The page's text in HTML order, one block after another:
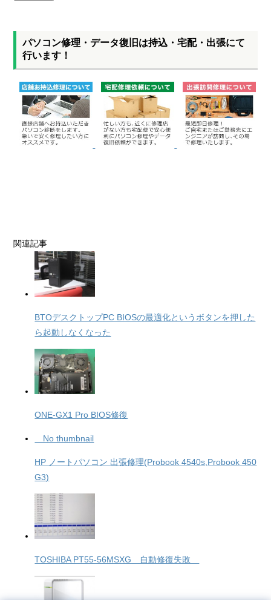
パソコン修理・データ復旧は持込・宅配・出張にて
行います！
関連記事
BTOデスクトップPC BIOSの最適化というボタンを押した
ら起動しなくなった
ONE-GX1 Pro BIOS修復
No thumbnail
HP ノートパソコン 出張修理(Probook 4540s,Probook 450
G3)
TOSHIBA PT55-56MSXG 自動修復失敗